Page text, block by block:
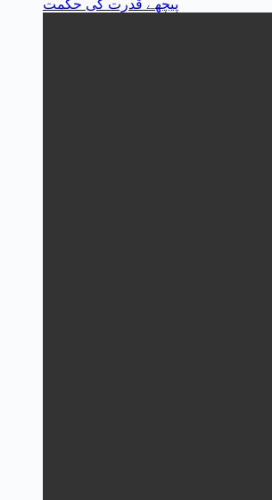
پیچھے قدرت کی حکمت